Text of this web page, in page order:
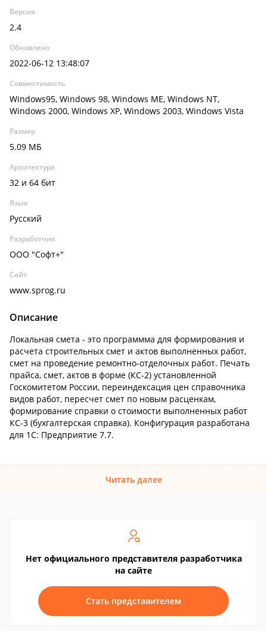
Версия
2.4
Обновлено
2022-06-12 13:48:07
Совместимость
Windows95, Windows 98, Windows ME, Windows NT,
Windows 2000, Windows XP, Windows 2003, Windows Vista
Размер
5.09 МБ
Архитектура
32 и 64 бит
Язык
Русский
Разработчик
ООО "Софт+"
Сайт
www.sprog.ru
Описание
Локальная смета - это программма для формирования и
расчета строительных смет и актов выполненных работ,
смет на проведение ремонтно-отделочных работ. Печать
прайса, смет, актов в форме (КС-2) установленной
Госкомитетом России, переиндексация цен справочника
видов работ, пересчет смет по новым расценкам,
формирование справки о стоимости выполненных работ
КС-3 (бухгалтерская справка). Конфигурация разработана
для 1С: Предприятие 7.7.
Читать далее
Нет официального представителя разработчика
на сайте
Стать представителем